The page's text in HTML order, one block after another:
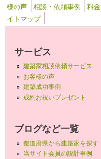
様の声
相談・依頼事例 料金
イトマップ
サービス
建築家相談依頼サービス
お客様の声
建築成功事例
成約お祝いプレゼント
ブログなど一覧
都道府県から建築家を探す
当サイト会員の設計事例